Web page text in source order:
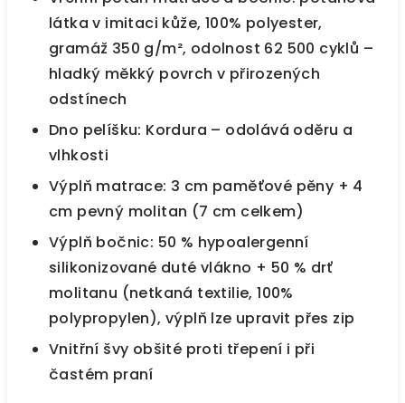
látka v imitaci kůže, 100% polyester,
gramáž 350 g/m², odolnost 62 500 cyklů –
hladký měkký povrch v přirozených
odstínech
Dno pelíšku: Kordura – odolává oděru a
vlhkosti
Výplň matrace: 3 cm paměťové pěny + 4
cm pevný molitan (7 cm celkem)
Výplň bočnic: 50 % hypoalergenní
silikonizované duté vlákno + 50 % drť
molitanu (netkaná textilie, 100%
polypropylen), výplň lze upravit přes zip
Vnitřní švy obšité proti třepení i při
častém praní